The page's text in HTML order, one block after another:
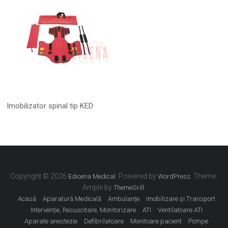
Imobilizator spinal tip KED
Copyright © 2026 Edicena Medical . Powered byWordPress . Theme:
Ample by ThemeGrill
Acasă Aparatură Medicală Ambulanțe
Imobilizare și Transport
Intervenție, Resuscitare, Monitorizare
ATI
Ventilatoare ATI
Aparate anestezie
Defibrilatoare Monitoare pacient Pompe